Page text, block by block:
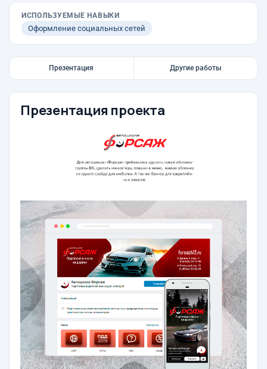
ИСПОЛЬЗУЕМЫЕ НАВЫКИ
Оформление социальных сетей
Презентация Другие работы
Презентация проекта